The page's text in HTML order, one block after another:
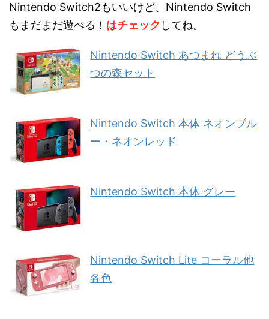
Nintendo Switch2もいいけど、Nintendo Switch
もまだまだ遊べる！ はチェック してね。
Nintendo Switch あつまれ どうぶ
つの森セット
Nintendo Switch 本体 ネオンブル
ー・ネオンレッド
Nintendo Switch 本体 グレー
Nintendo Switch Lite コーラル他
各色